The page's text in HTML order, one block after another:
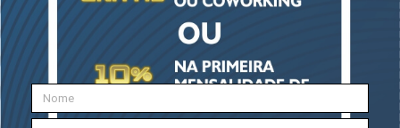
cognitivos da empresa e estar sempre a postos
para se reinventar diante das crises são atitudes
que favorecem a sobrevivência de um negócio em
um contexto instável, mas também com muitas
brechas para